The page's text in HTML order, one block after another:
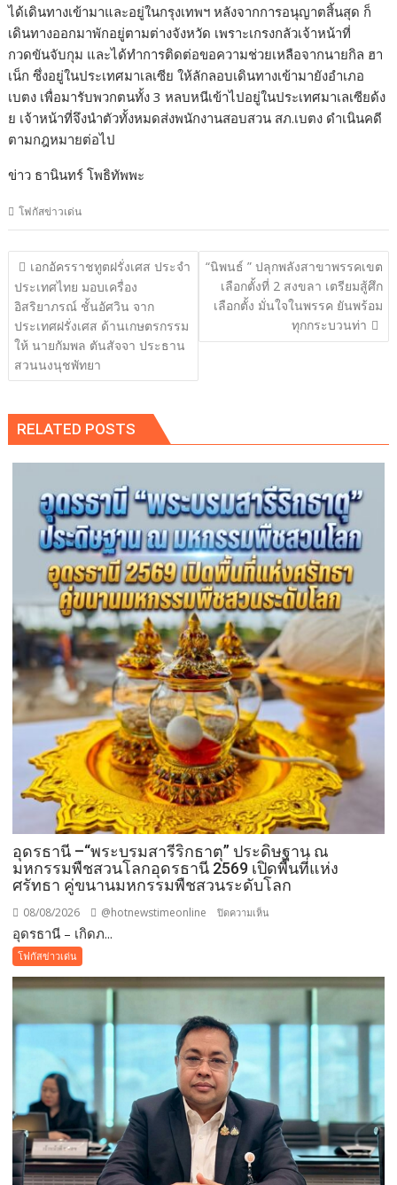
ได้เดินทางเข้ามาและอยู่ในกรุงเทพฯ หลังจากการอนุญาตสิ้นสุด ก็
เดินทางออกมาพักอยู่ตามต่างจังหวัด เพราะเกรงกลัวเจ้าหน้าที่
กวดขันจับกุม และได้ทำการติดต่อขอความช่วยเหลือจากนายกิล ฮา
เน็ก ซึ่งอยู่ในประเทศมาเลเซีย ให้ลักลอบเดินทางเข้ามายังอำเภอ
เบตง เพื่อมารับพวกตนทั้ง 3 หลบหนีเข้าไปอยู่ในประเทศมาเลเซียด้ง
ย เจ้าหน้าที่จึงนำตัวทั้งหมดส่งพนักงานสอบสวน สภ.เบตง ดำเนินคดี
ตามกฎหมายต่อไป
ข่าว ธานินทร์ โพธิทัพพะ
โฟกัสข่าวเด่น
แนะแนว
เรื่อง
เอกอัครราชทูตฝรั่งเศส ประจำ
ประเทศไทย มอบเครื่อง
อิสริยาภรณ์ ชั้นอัศวิน จาก
ประเทศฝรั่งเศส ด้านเกษตรกรรม
ให้ นายกัมพล ตันสัจจา ประธาน
สวนนงนุชพัทยา
“นิพนธ์ ” ปลุกพลังสาขาพรรคเขต
เลือกตั้งที่ 2 สงขลา เตรียมสู้ศึก
เลือกตั้ง มั่นใจในพรรค ยันพร้อม
ทุกกระบวนท่า
RELATED POSTS
อุดรธานี –“พระบรมสารีริกธาตุ” ประดิษฐาน ณ
มหกรรมพืชสวนโลกอุดรธานี 2569 เปิดพื้นที่แห่ง
ศรัทธา คู่ขนานมหกรรมพืชสวนระดับโลก
08/08/2026 @hotnewstimeonline ปิดความเห็น
ประดิษฐาน
มหกรรม
สวน
อุดรธานี
2569
เปิด
พื้นที่
อุดรธานี – เกิดภ...
โฟกัสข่าวเด่น